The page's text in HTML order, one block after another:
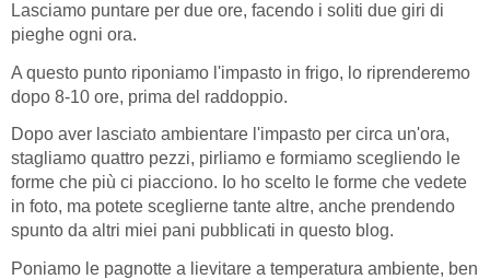
Lasciamo puntare per due ore, facendo i soliti due giri di
pieghe ogni ora.
A questo punto riponiamo l'impasto in frigo, lo riprenderemo
dopo 8-10 ore, prima del raddoppio.
Dopo aver lasciato ambientare l'impasto per circa un'ora,
stagliamo quattro pezzi, pirliamo e formiamo scegliendo le
forme che più ci piacciono. Io ho scelto le forme che vedete
in foto, ma potete sceglierne tante altre, anche prendendo
spunto da altri miei pani pubblicati in questo blog.
Poniamo le pagnotte a lievitare a temperatura ambiente, ben